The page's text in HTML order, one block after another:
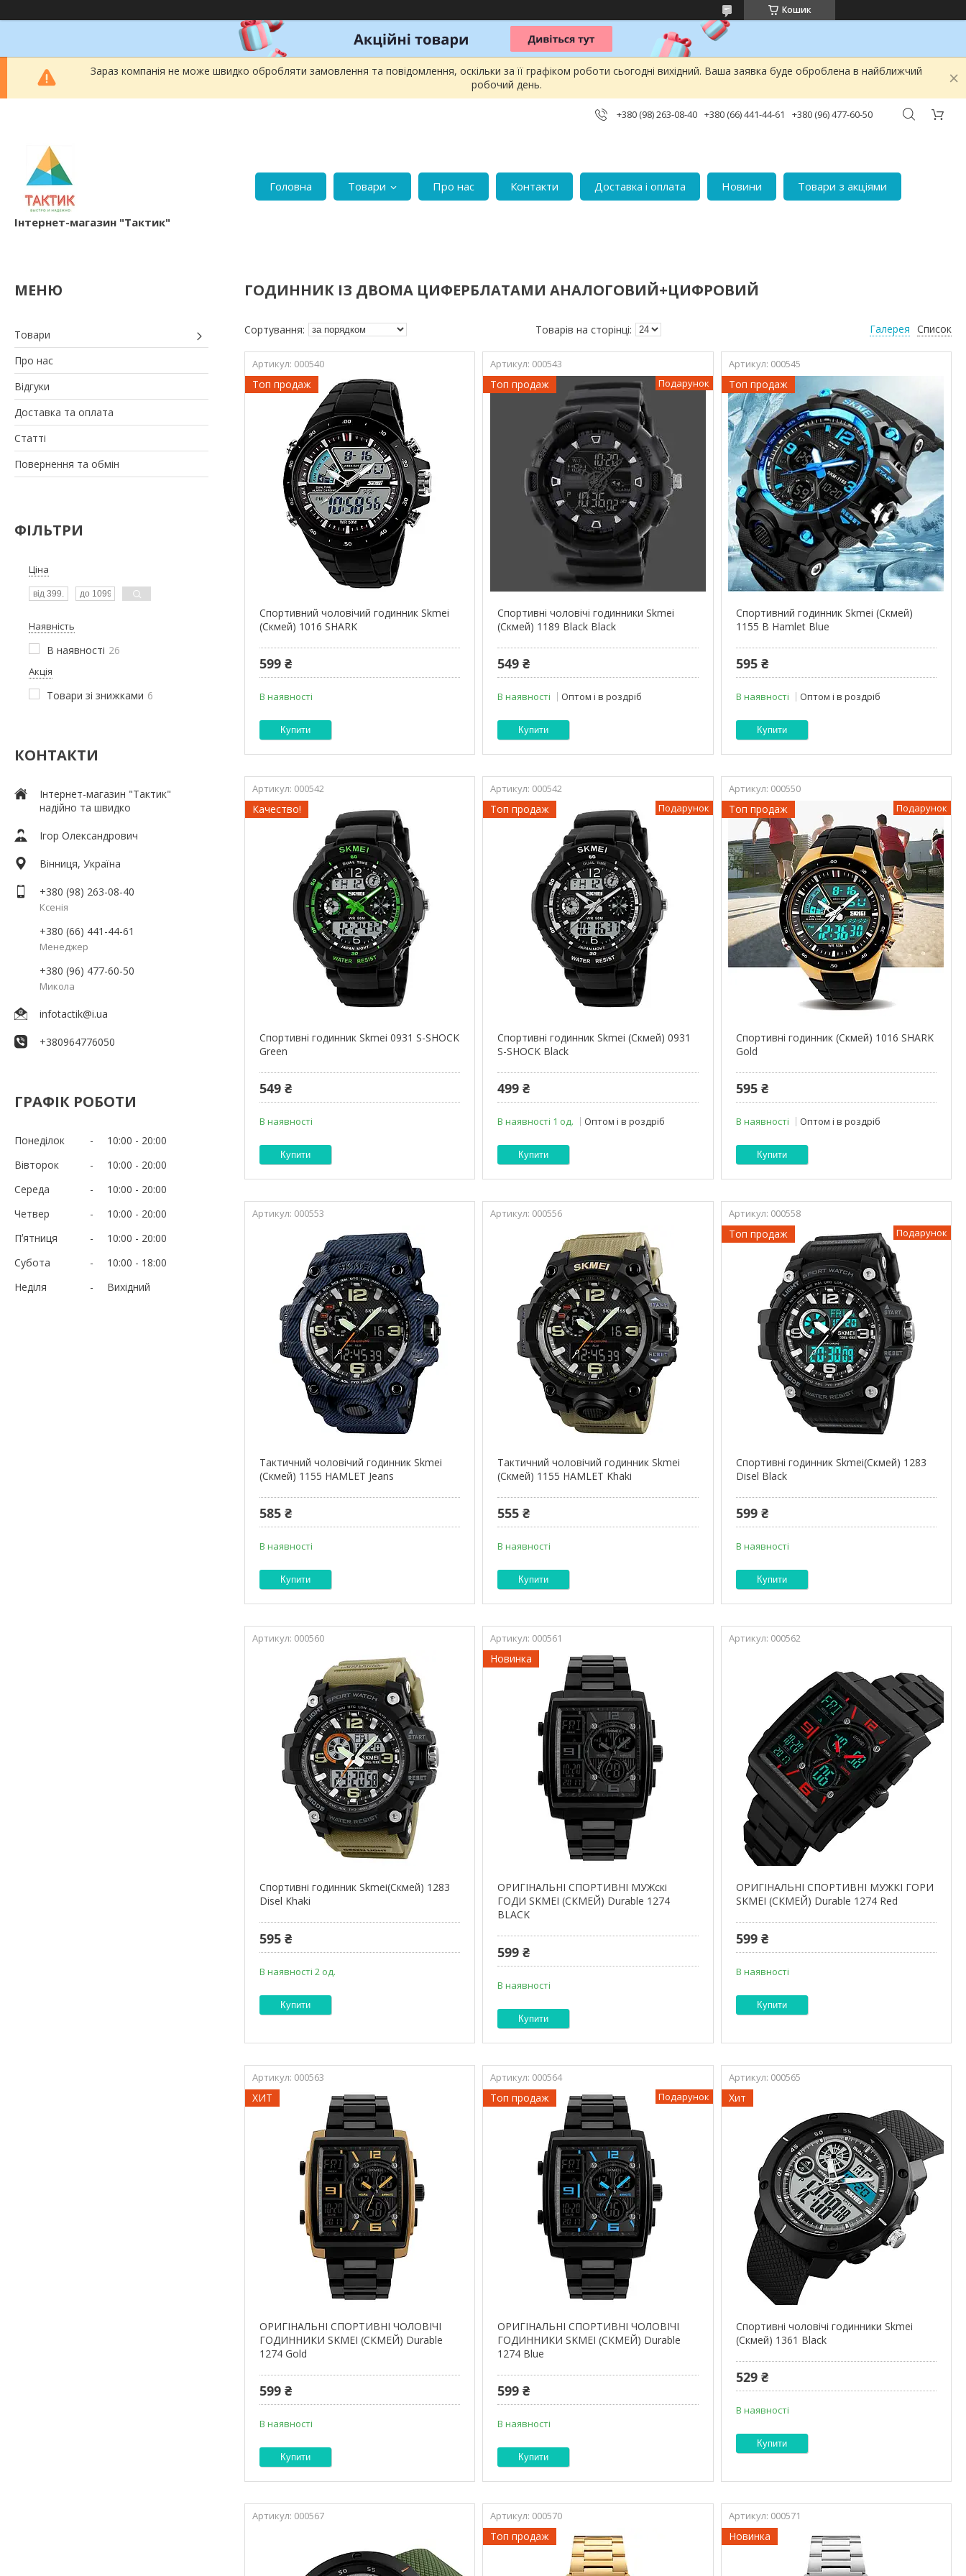
Кошик
Зараз компанія не може швидко обробляти замовлення та повідомлення, оскільки за її графіком роботи сьогодні вихідний. Ваша заявка буде оброблена в найближчий
робочий день.
+380 (98) 263-08-40 +380 (66) 441-44-61 +380 (96) 477-60-50
Інтернет-магазин "Тактик"
Головна Товари Про нас Контакти Доставка і оплата Новини Товари з акціями
Товари
Про нас
Відгуки
Доставка та оплата
Статті
Повернення та обмін
ФІЛЬТРИ
Ціна
Наявність
В наявності 26
Акція
Товари зі знижками 6
КОНТАКТИ
Інтернет-магазин "Тактик"
надійно та швидко
Ігор Олександрович
Вінниця, Україна
+380 (98) 263-08-40
Ксенія
+380 (66) 441-44-61
Менеджер
+380 (96) 477-60-50
Микола
infotactik@i.ua
+380964776050
ГРАФІК РОБОТИ
Понеділок 10:00
20:00
Вівторок
10:00
20:00
Середа
10:00
20:00
Четвер
10:00
20:00
Пʼятниця
10:00
20:00
Субота
10:00
18:00
Неділя
Вихідний
ГОДИННИК ІЗ ДВОМА ЦИФЕРБЛАТАМИ АНАЛОГОВИЙ+ЦИФРОВИЙ
Галерея Список
000540
Топ продаж
Cпортивний чоловічий годинник Skmei
(Скмей) 1016 SHARK
599 ₴
В наявності
Купити
000543
Топ продаж Подарунок
Спортивні чоловічі годинники Skmei
(Скмей) 1189 Black Black
549 ₴
В наявності Оптом і в роздріб
Купити
000545
Топ продаж
Спортивний годинник Skmei (Скмей)
1155 В Hamlet Blue
595 ₴
В наявності Оптом і в роздріб
Купити
000542
Качество!
Спортивні годинник Skmei 0931 S-SHOCK
Green
549 ₴
В наявності
Купити
000542
Топ продаж Подарунок
Спортивні годинник Skmei (Скмей) 0931
S-SHOCK Black
499 ₴
В наявності 1 од. Оптом і в роздріб
Купити
000550
Топ продаж Подарунок
Спортивні годинник (Скмей) 1016 SHARK
Gold
595 ₴
В наявності Оптом і в роздріб
Купити
000553
Тактичний чоловічий годинник Skmei
(Скмей) 1155 HAMLET Jeans
585 ₴
В наявності
Купити
000556
Тактичний чоловічий годинник Skmei
(Скмей) 1155 HAMLET Khaki
555 ₴
В наявності
Купити
000558
Топ продаж Подарунок
Спортивні годинник Skmei(Скмей) 1283
Disel Black
599 ₴
В наявності
Купити
000560
Спортивні годинник Skmei(Скмей) 1283
Disel Khaki
595 ₴
В наявності 2 од.
Купити
000561
Новинка
ОРИГІНАЛЬНІ СПОРТИВНІ МУЖскі
ГОДИ SKMEI (СКМЕЙ) Durable 1274
BLACK
599 ₴
В наявності
Купити
000562
ОРИГІНАЛЬНІ СПОРТИВНІ МУЖКІ ГОРИ
SKMEI (СКМЕЙ) Durable 1274 Red
599 ₴
В наявності
Купити
000563
ХИТ
ОРИГІНАЛЬНІ СПОРТИВНІ ЧОЛОВІЧІ
ГОДИННИКИ SKMEI (СКМЕЙ) Durable
1274 Gold
599 ₴
В наявності
Купити
000564
Топ продаж Подарунок
ОРИГІНАЛЬНІ СПОРТИВНІ ЧОЛОВІЧІ
ГОДИННИКИ SKMEI (СКМЕЙ) Durable
1274 Blue
599 ₴
В наявності
Купити
000565
Хит
Спортивні чоловічі годинники Skmei
(Скмей) 1361 Black
529 ₴
В наявності
Купити
000567 000570
Топ продаж
000571
Новинка